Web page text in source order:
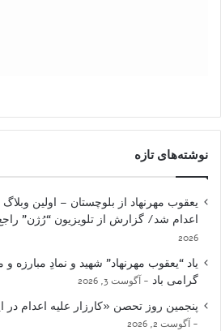
نوشته‌های تازه
یعقوب مهرنهاد از بلوچستان – اولین
اعدام شد/ گزارش از تلویزیون “رُژن” راجع
2026
یاد “یعقوب مهرنهاد” شهید و نمادِ
گرامی باد
آگوست 3, 2026
پنجمین روز تحصن «کارزار علیه اعدام
آگوست 2, 2026